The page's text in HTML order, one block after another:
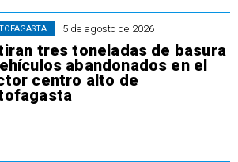
5 de agosto de 2026
tres toneladas de basura
abandonados en el
centro alto de